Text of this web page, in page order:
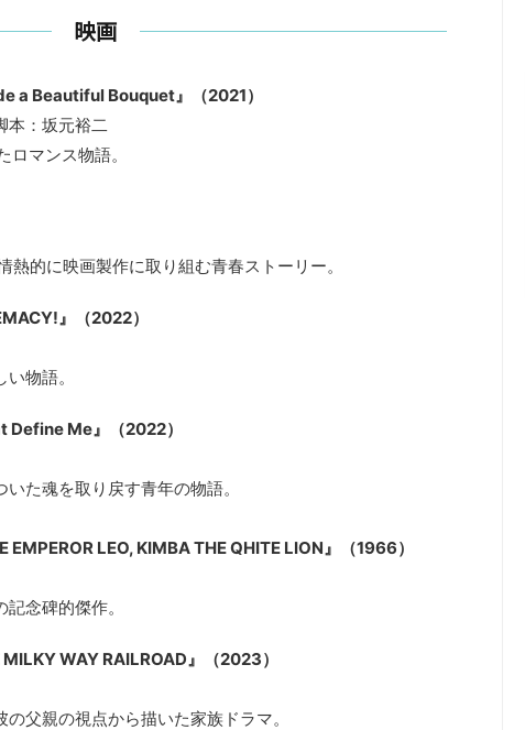
映画
a Beautiful Bouquet』（2021）
本：坂元裕二
マンス物語。
的に映画製作に取り組む青春ストーリー。
』（2022）
物語。
Define Me』（2022）
た魂を取り戻す青年の物語。
EMPEROR LEO, KIMBA THE QHITE LION』（1966）
念碑的傑作。
MILKY WAY RAILROAD』（2023）
父親の視点から描いた家族ドラマ。